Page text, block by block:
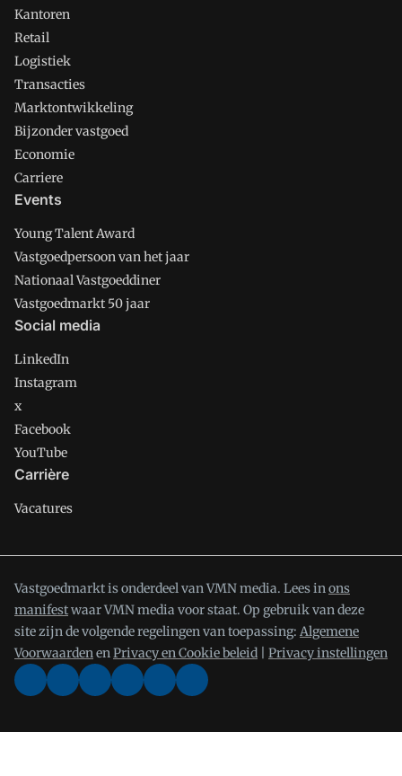
Kantoren
Retail
Logistiek
Transacties
Marktontwikkeling
Bijzonder vastgoed
Economie
Carriere
Events
Young Talent Award
Vastgoedpersoon van het jaar
Nationaal Vastgoeddiner
Vastgoedmarkt 50 jaar
Social media
LinkedIn
Instagram
x
Facebook
YouTube
Carrière
Vacatures
Vastgoedmarkt is onderdeel van VMN media. Lees inons
manifestwaar VMN media voor staat. Op gebruik van deze
site zijn de volgende regelingen van toepassing: Algemene
VoorwaardenenPrivacy en Cookie beleid Privacy instellingen